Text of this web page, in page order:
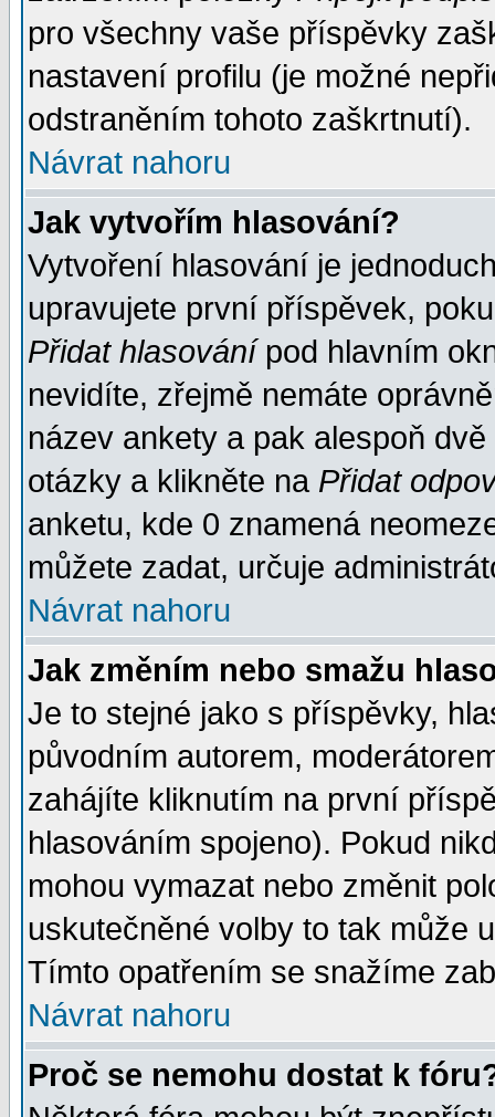
pro všechny vaše příspěvky
nastavení profilu (je možné
odstraněním tohoto zaškrtnutí).
Návrat nahoru
Jak vytvořím hlasování?
Vytvoření hlasování je
upravujete první příspěvek,
Přidat hlasovánípod hlavním
nevidíte, zřejmě nemáte
název ankety a pak alespoň
otázky a klikněte na Přidat
anketu, kde 0 znamená
můžete zadat, určuje
Návrat nahoru
Jak změním nebo smažu
Je to stejné jako s příspěvky,
původním autorem,
zahájíte kliknutím na první
hlasováním spojeno). Pokud
mohou vymazat nebo změnit
uskutečněné volby to tak může
Tímto opatřením se snažíme
Návrat nahoru
Proč se nemohu dostat k